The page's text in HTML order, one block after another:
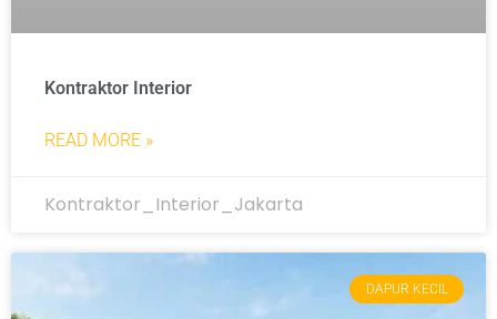
Kontraktor Interior
READ MORE »
Kontraktor_Interior_Jakarta
DAPUR KECIL